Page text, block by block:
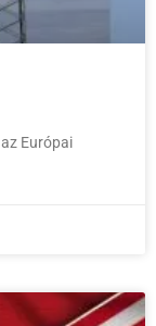
Európai